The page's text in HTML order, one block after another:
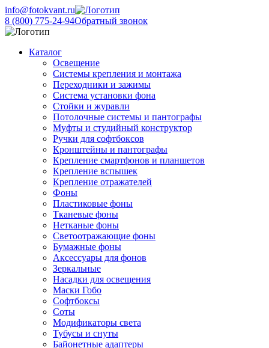
info@fotokvant.ru
8 (800) 775-24-94Обратный звонок
Каталог
Освещение
Системы крепления и монтажа
Переходники и зажимы
Система установки фона
Стойки и журавли
Потолочные системы и пантографы
Муфты и студийный конструктор
Ручки для софтбоксов
Кронштейны и пантографы
Крепление смартфонов и планшетов
Крепление вспышек
Крепление отражателей
Фоны
Пластиковые фоны
Тканевые фоны
Нетканые фоны
Светоотражающие фоны
Бумажные фоны
Аксессуары для фонов
Зеркальные
Насадки для освещения
Маски Гобо
Софтбоксы
Соты
Модификаторы света
Тубусы и снуты
Байонетные адаптеры